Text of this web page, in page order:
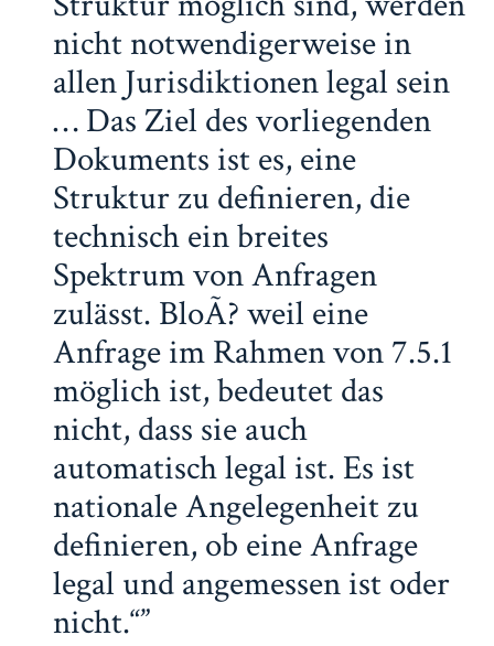
nicht notwendigerweise in
allen Jurisdiktionen legal sein
… Das Ziel des vorliegenden
Dokuments ist es, eine
Struktur zu definieren, die
technisch ein breites
Spektrum von Anfragen
zulässt. BloÃ? weil eine
Anfrage im Rahmen von 7.5.1
möglich ist, bedeutet das
nicht, dass sie auch
automatisch legal ist. Es ist
nationale Angelegenheit zu
definieren, ob eine Anfrage
legal und angemessen ist oder
nicht.“